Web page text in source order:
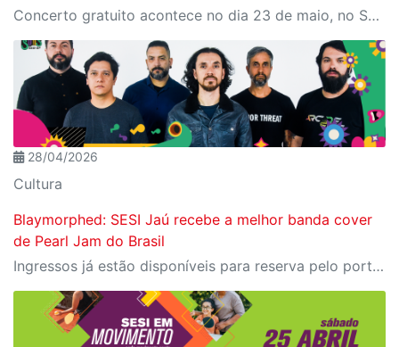
Concerto gratuito acontece no dia 23 de maio, no SESI Jaú, com participação do tenor Jean William e do pianista Davi Campolongo
28/04/2026
Cultura
Blaymorphed: SESI Jaú recebe a melhor banda cover
de Pearl Jam do Brasil
Ingressos já estão disponíveis para reserva pelo portal Meu SESI, dois ingressos por CPF